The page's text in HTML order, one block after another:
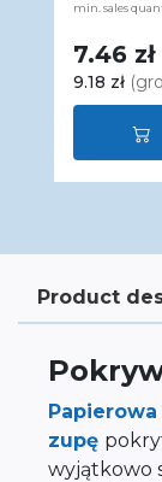
min. sales
7.46 zł
9.18 zł
Product
zupę
wyjątkowo